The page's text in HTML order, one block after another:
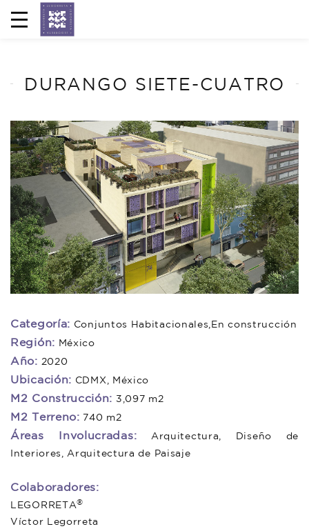
DURANGO SIETE-CUATRO
Categoría: Conjuntos Habitacionales,En construcción
Región: México
Año: 2020
Ubicación: CDMX, México
M2 Construcción: 3,097 m2
M2 Terreno: 740 m2
Áreas Involucradas: Arquitectura, Diseño de
Interiores, Arquitectura de Paisaje
Colaboradores:
LEGORRETA®
Víctor Legorreta